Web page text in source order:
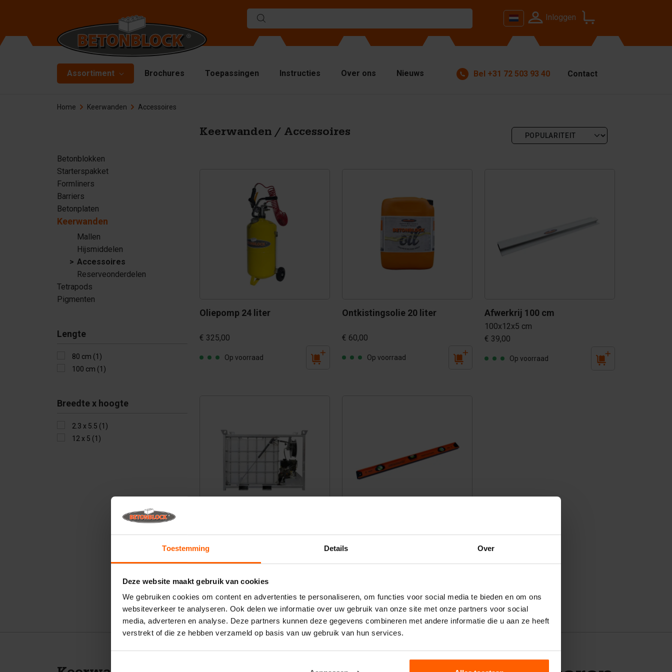
Toestemming Details Over
Deze website maakt gebruik van cookies
We gebruiken cookies om content en advertenties te personaliseren, om functies voor social media te bieden en om ons
websiteverkeer te analyseren. Ook delen we informatie over uw gebruik van onze site met onze partners voor social
media, adverteren en analyse. Deze partners kunnen deze gegevens combineren met andere informatie die u aan ze heeft
verstrekt of die ze hebben verzameld op basis van uw gebruik van hun services.
Inloggen
Assortiment
Betonblokken
Formliners
Barriers
Betonplaten
Keerwanden
Tetrapods
Pigmenten
Deelwanden
Handling equipment
Accessoires
Reserveonderdelen
Brochures Toepassingen Instructies Over ons Nieuws Bel +31 72 503 93 40 Contact
Home Keerwanden Accessoires
Betonblokken
Starterspakket
Formliners
Barriers
Betonplaten
Keerwanden
Mallen
Hijsmiddelen
Accessoires
Reserveonderdelen
Tetrapods
Pigmenten
Lengte
80 cm (1)
100 cm (1)
Breedte x hoogte
2.3 x 5.5 (1)
12 x 5 (1)
Keerwanden / Accessoires
Oliepomp 24 liter
€ 325,00
Op voorraad
Ontkistingsolie 20 liter
€ 60,00
Op voorraad
Afwerkrij 100 cm
100x12x5 cm
€ 39,00
Op voorraad
€ 4.350,00
Op voorraad
80x2.3x5.5 cm
€ 18,00